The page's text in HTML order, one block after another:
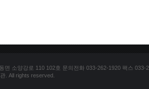
면 소양강로 110 102호 문의전화 033-262-1920 팩스 033-
. All rights reserved.